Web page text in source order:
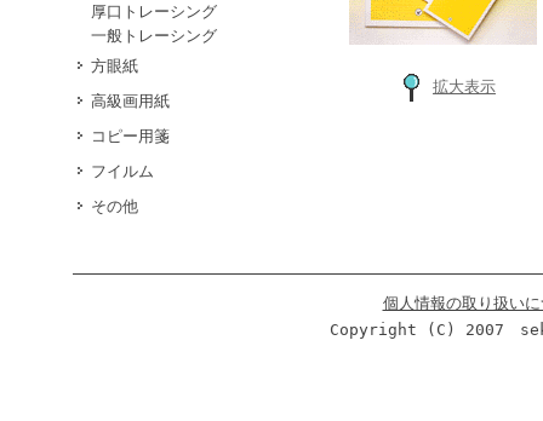
厚口トレーシング
一般トレーシング
方眼紙
高級画用紙
コピー用箋
フイルム
その他
拡大表示
個人情報の取り扱い
Copyright (C) 2007